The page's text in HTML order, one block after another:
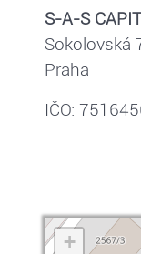
S-A-S
Sokolovská
Praha
IČO:
+